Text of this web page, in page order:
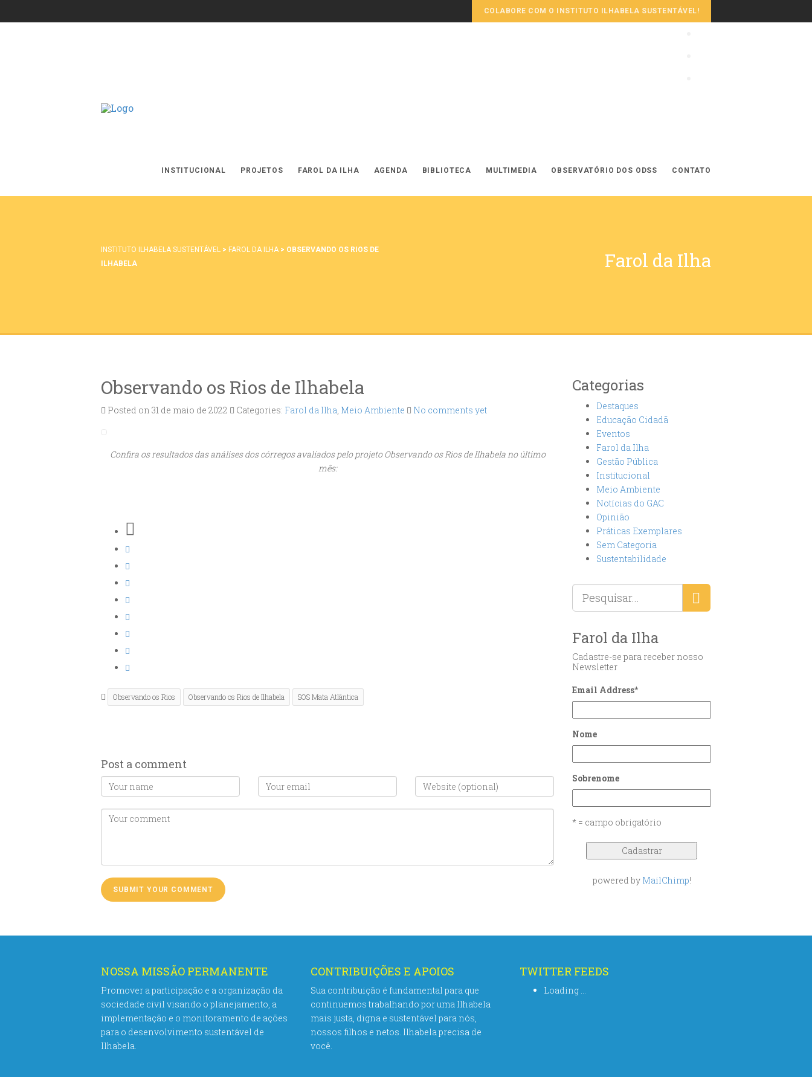
COLABORE COM O INSTITUTO ILHABELA SUSTENTÁVEL!
INSTITUCIONAL PROJETOS FAROL DA ILHA AGENDA BIBLIOTECA MULTIMEDIA OBSERVATÓRIO DOS ODSS CONTATO
INSTITUTO ILHABELA SUSTENTÁVEL > FAROL DA ILHA > OBSERVANDO OS RIOS DE
ILHABELA
Farol da Ilha
Observando os Rios de Ilhabela
Posted on 31 de maio de 2022 Categories: Farol da Ilha, Meio Ambiente No comments yet
Confira os resultados das análises dos córregos avaliados pelo projeto Observando os Rios de Ilhabela no último
mês:
Observando os Rios Observando os Rios de Ilhabela SOS Mata Atlântica
Post a comment
Categorias
Destaques
Educação Cidadã
Eventos
Farol da Ilha
Gestão Pública
Institucional
Meio Ambiente
Notícias do GAC
Opinião
Práticas Exemplares
Sem Categoria
Sustentabilidade
Farol da Ilha
Cadastre-se para receber nosso
Newsletter
Email Address*
Nome
Sobrenome
* = campo obrigatório
powered by MailChimp!
NOSSA MISSÃO PERMANENTE
Promover a participação e a organização da
sociedade civil visando o planejamento, a
implementação e o monitoramento de ações
para o desenvolvimento sustentável de
Ilhabela.
CONTRIBUIÇÕES E APOIOS
Sua contribuição é fundamental para que
continuemos trabalhando por uma Ilhabela
mais justa, digna e sustentável para nós,
nossos filhos e netos. Ilhabela precisa de
você.
TWITTER FEEDS
Loading ...